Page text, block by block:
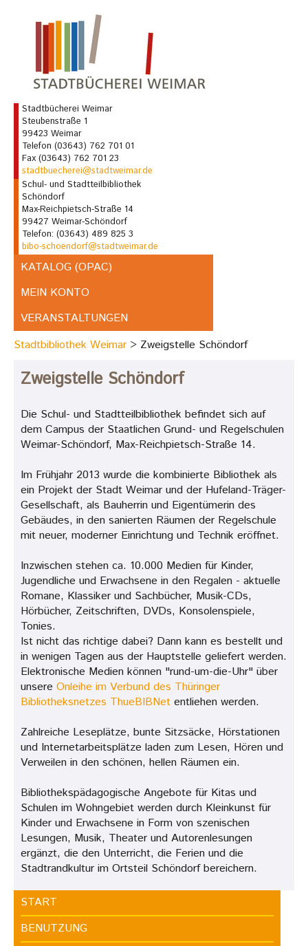
Stadtbücherei Weimar
Steubenstraße 1
99423 Weimar
Telefon (03643) 762 701 01
Fax (03643) 762 701 23
stadtbuecherei@stadtweimar.de
Schul- und Stadtteilbibliothek
Schöndorf
Max-Reichpietsch-Straße 14
99427 Weimar-Schöndorf
Telefon: (03643) 489 825 3
bibo-schoendorf@stadtweimar.de
KATALOG (OPAC)
MEIN KONTO
VERANSTALTUNGEN
Stadtbibliothek Weimar
Zweigstelle Schöndorf
Zweigstelle Schöndorf
Die Schul- und Stadtteilbibliothek befindet sich auf
dem Campus der Staatlichen Grund- und Regelschulen
Weimar-Schöndorf, Max-Reichpietsch-Straße 14.
Im Frühjahr 2013 wurde die kombinierte Bibliothek als
ein Projekt der Stadt Weimar und der Hufeland-Träger-
Gesellschaft, als Bauherrin und Eigentümerin des
Gebäudes, in den sanierten Räumen der Regelschule
mit neuer, moderner Einrichtung und Technik eröffnet.
Inzwischen stehen ca. 10.000 Medien für Kinder,
Jugendliche und Erwachsene in den Regalen - aktuelle
Romane, Klassiker und Sachbücher, Musik-CDs,
Hörbücher, Zeitschriften, DVDs, Konsolenspiele,
Tonies.
Ist nicht das richtige dabei? Dann kann es bestellt und
in wenigen Tagen aus der Hauptstelle geliefert werden.
Elektronische Medien können "rund-um-die-Uhr" über
unsere Onleihe im Verbund des Thüringer
Bibliotheksnetzes ThueBIBNet entliehen werden.
Zahlreiche Leseplätze, bunte Sitzsäcke, Hörstationen
und Internetarbeitsplätze laden zum Lesen, Hören und
Verweilen in den schönen, hellen Räumen ein.
Bibliothekspädagogische Angebote für Kitas und
Schulen im Wohngebiet werden durch Kleinkunst für
Kinder und Erwachsene in Form von szenischen
Lesungen, Musik, Theater und Autorenlesungen
ergänzt, die den Unterricht, die Ferien und die
Stadtrandkultur im Ortsteil Schöndorf bereichern.
START
BENUTZUNG